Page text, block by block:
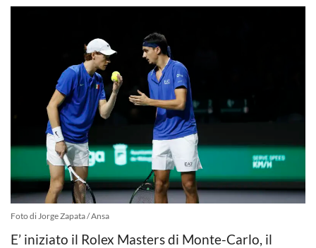
Foto di Jorge Zapata / Ansa
E’ iniziato il Rolex Masters di Monte-Carlo, il